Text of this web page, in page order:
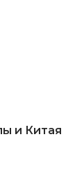
и Китая